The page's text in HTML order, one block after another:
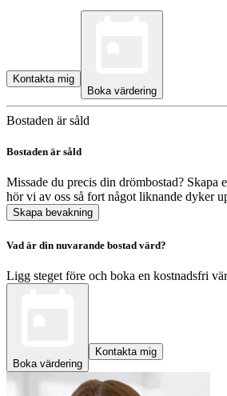
Kontakta mig
Boka värdering
Bostaden är såld
Bostaden är såld
Missade du precis din drömbostad? Skapa
hör vi av oss så fort något liknande dyker
Skapa bevakning
Vad är din nuvarande bostad värd?
Ligg steget före och boka en kostnadsfri
Boka värdering
Kontakta mig